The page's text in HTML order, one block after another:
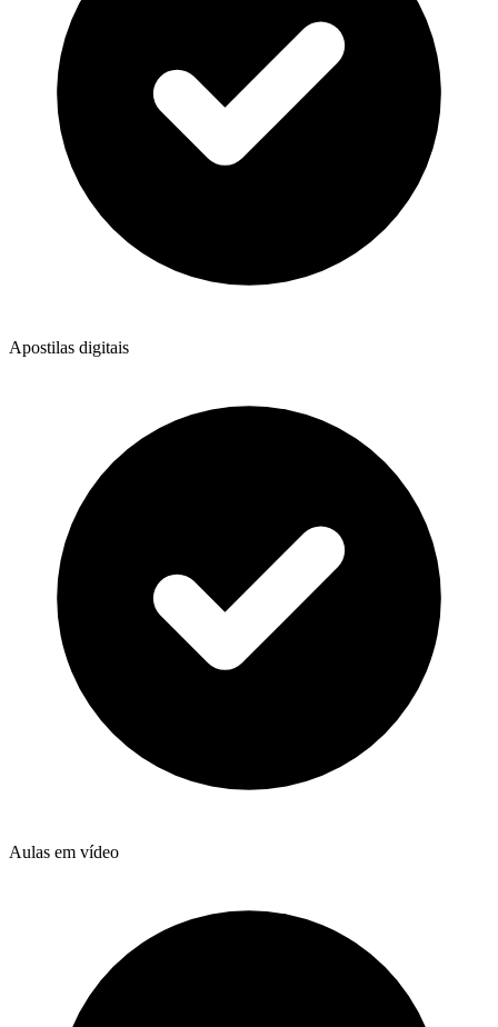
Apostilas digitais
Aulas em vídeo